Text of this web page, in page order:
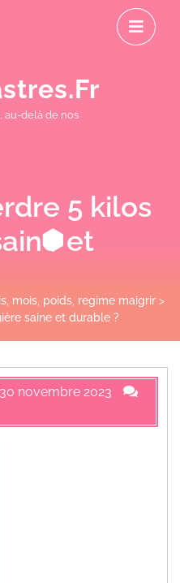
au-delà de nos
5 kilos
et
mois poids regime maigrir >
saine et durable ?
30 novembre 2023